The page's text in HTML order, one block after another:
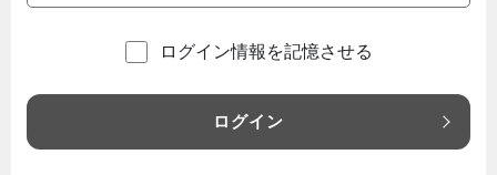
ログイン情報を記憶させる
ログイン